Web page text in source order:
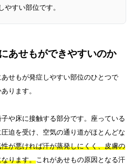
やすい部位です。
あせもができやすいのか
せもが発症しやすい部位のひとつで
ります。
や床に接触する部分です。座っている
迫を受け、空気の通り道がほとんどな
性が悪ければ汗が蒸発しにくく、皮膚の
ります。これがあせもの原因となる汗